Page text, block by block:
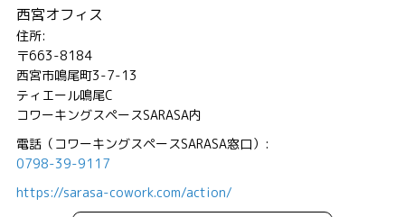
西宮オフィス
住所:
〒663-8184
西宮市鳴尾町3-7-13
ティエール鳴尾C
コワーキングスペースSARASA内
電話（コワーキングスペースSARASA窓口）:
0798-39-9117
https://sarasa-cowork.com/action/